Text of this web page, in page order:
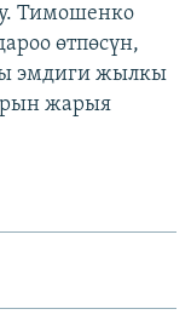
Тимошенко
өтпөсүн,
эмдиги жылкы
жарыя